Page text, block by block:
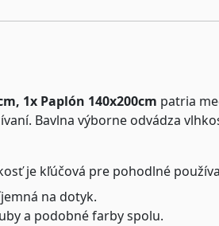
1x Paplón 140x200cm patria
Bavlna výborne odvádza
je kľúčová pre pohodlné
na dotyk.
a podobné farby spolu.